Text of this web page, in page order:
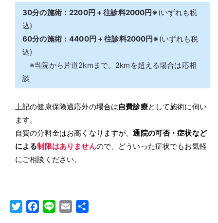
30分の施術：2200円 + 往診料2000円※(いずれも税
込)
60分の施術：4400円 + 往診料2000円※(いずれも税
込)
※当院から片道2kmまで。2kmを超える場合は応相
談
上記の健康保険適応外の場合は自費診療として施術に伺い
ます。
自費の分料金はお高くなりますが、通院の可否・症状など
による制限はありませんので、どういった症状でもお気軽
にご相談ください。